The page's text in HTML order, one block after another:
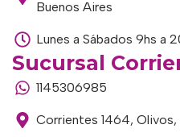
Buenos Aires
Lunes a Sábados 9hs a
Sucursal
1145306985
Corrientes 1464,